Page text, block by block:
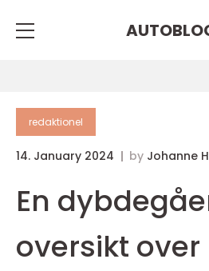
redaktionel
14. January 2024 by Johanne
En
oversikt over